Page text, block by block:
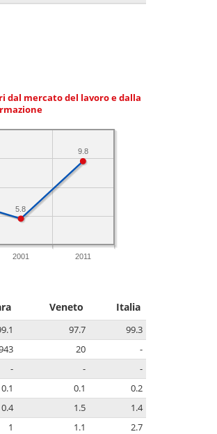
dal mercato del lavoro e dalla
2001 2011
9.8
5.8
Veneto Italia
97.7
99.3
20
-
- -
-
0.1 0.1
0.2
0.4 1.5
1.4
1 1.1
2.7